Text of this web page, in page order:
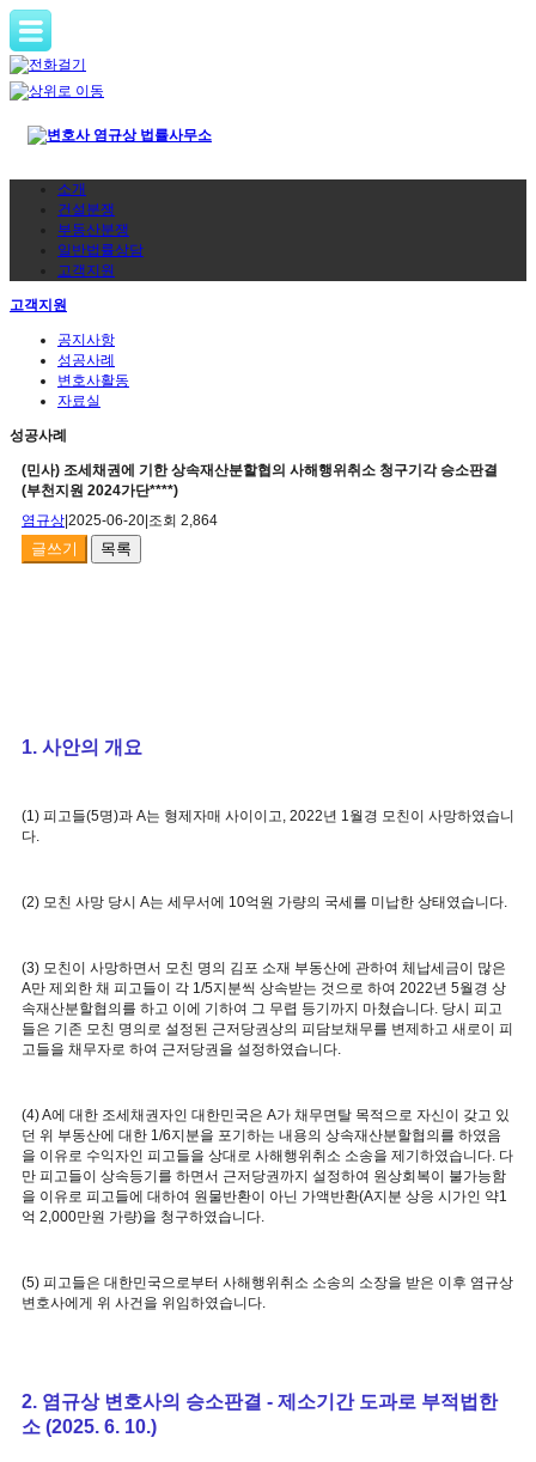
소개
건설분쟁
부동산분쟁
일반법률상담
고객지원
고객지원
공지사항
성공사례
변호사활동
자료실
성공사례
(민사) 조세채권에 기한 상속재산분할협의 사해행위취소 청구기각 승소판결
(부천지원 2024가단****)
염규상 2025-06-20 조회 2,864
글쓰기 목록
1. 사안의 개요
(1) 피고들(5명)과 A는 형제자매 사이이고, 2022년 1월경 모친이 사망하였습니
다.
(2) 모친 사망 당시 A는 세무서에 10억원 가량의 국세를 미납한 상태였습니다.
(3) 모친이 사망하면서 모친 명의 김포 소재 부동산에 관하여 체납세금이 많은
A만 제외한 채 피고들이 각 1/5지분씩 상속받는 것으로 하여 2022년 5월경 상
속재산분할협의를 하고 이에 기하여 그 무렵 등기까지 마쳤습니다. 당시 피고
들은 기존 모친 명의로 설정된 근저당권상의 피담보채무를 변제하고 새로이 피
고들을 채무자로 하여 근저당권을 설정하였습니다.
(4) A에 대한 조세채권자인 대한민국은 A가 채무면탈 목적으로 자신이 갖고 있
던 위 부동산에 대한 1/6지분을 포기하는 내용의 상속재산분할협의를 하였음
을 이유로 수익자인 피고들을 상대로 사해행위취소 소송을 제기하였습니다. 다
만 피고들이 상속등기를 하면서 근저당권까지 설정하여 원상회복이 불가능함
을 이유로 피고들에 대하여 원물반환이 아닌 가액반환(A지분 상응 시가인 약1
억 2,000만원 가량)을 청구하였습니다.
(5) 피고들은 대한민국으로부터 사해행위취소 소송의 소장을 받은 이후 염규상
변호사에게 위 사건을 위임하였습니다.
2. 염규상 변호사의 승소판결 - 제소기간 도과로 부적법한
소 (2025. 6. 10.)